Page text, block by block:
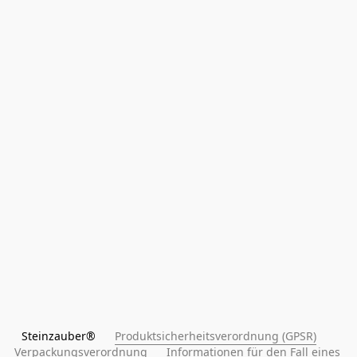
Steinzauber® Produktsicherheitsverordnung (GPSR)
Verpackungsverordnung
Informationen für den Fall eines